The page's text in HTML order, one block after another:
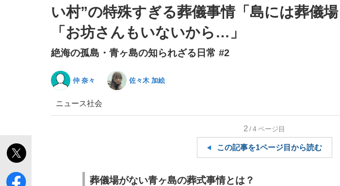
the Style
い村”の特殊すぎる葬儀事情「島には葬儀場
「お坊さんもいないから…」
絶海の孤島・青ヶ島の知られざる日常 #2
仲 奈々 佐々木 加絵
ニュース社会
2/4ページ目
この記事を1ページ目から読む
葬儀場がない青ヶ島の葬式事情とは？